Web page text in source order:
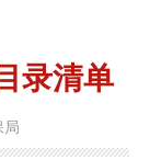
录清单